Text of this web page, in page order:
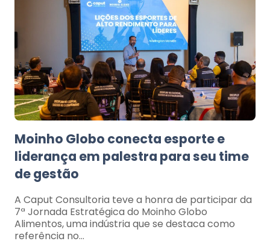
Moinho Globo conecta esporte e
liderança em palestra para seu time
de gestão
A Caput Consultoria teve a honra de participar da
7ª Jornada Estratégica do Moinho Globo
Alimentos, uma indústria que se destaca como
referência no…